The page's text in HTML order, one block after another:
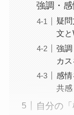
強調・
疑
文
強
カ
感情
共
自分の